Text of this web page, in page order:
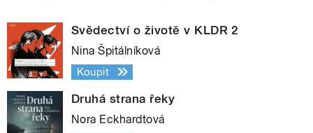
Svědectví o životě v KLDR 2
Nina Špitálníková
Koupit
Druhá strana řeky
Nora Eckhardtová